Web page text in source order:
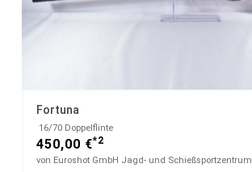
Fortuna
​ 16/70 Doppelflinte
450,00 €*2
von Euroshot GmbH Jagd- und Schießsportzentrum